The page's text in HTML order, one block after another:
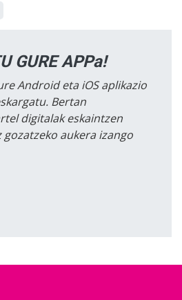
GURE APPa!
Android eta iOS aplikazio
Bertan
digitalak eskaintzen
aukera izango